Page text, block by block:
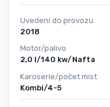
Uvedení do provozu
2018
Motor/palivo
2,0 l/140 kw/Nafta
Karoserie/počet míst
Kombi/4-5